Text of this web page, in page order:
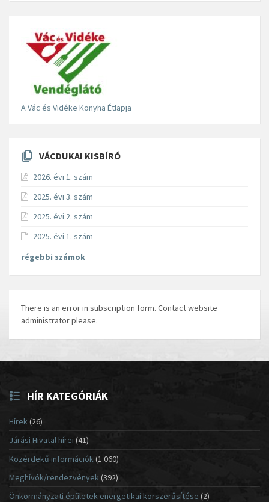
A Vác és Vidéke Konyha Étlapja
VÁCDUKAI KISBÍRÓ
2026. évi 1. szám
2025. évi 3. szám
2025. évi 2. szám
2025. évi 1. szám
régebbi számok
There is an error in subscription form. Contact website
administrator please.
HÍR KATEGÓRIÁK
Hírek(26)
Járási Hivatal hírei (41)
Közérdekű információk(1 060)
Meghívók/rendezvények (392)
Önkormányzati épületek energetikai korszerűsítése (2)